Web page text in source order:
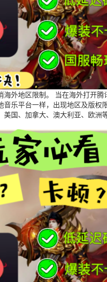
外地区限制。 当在海外打开
乐平台一样，出现地区及版
国、加拿大、澳大利亚、欧